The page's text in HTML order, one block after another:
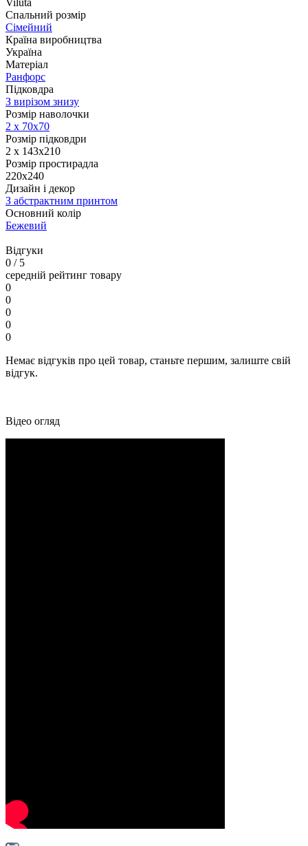
Viluta
Спальний розмір
Сімейний
Країна виробництва
Україна
Матеріал
Ранфорс
Підковдра
З вирізом знизу
Розмір наволочки
2 х 70х70
Розмір підковдри
2 х 143х210
Розмір простирадла
220х240
Дизайн і декор
З абстрактним принтом
Основний колір
Бежевий
Відгуки
0 / 5
середній рейтинг товару
0
0
0
0
0
Немає відгуків про цей товар, станьте першим, залиште свій
відгук.
Відео огляд